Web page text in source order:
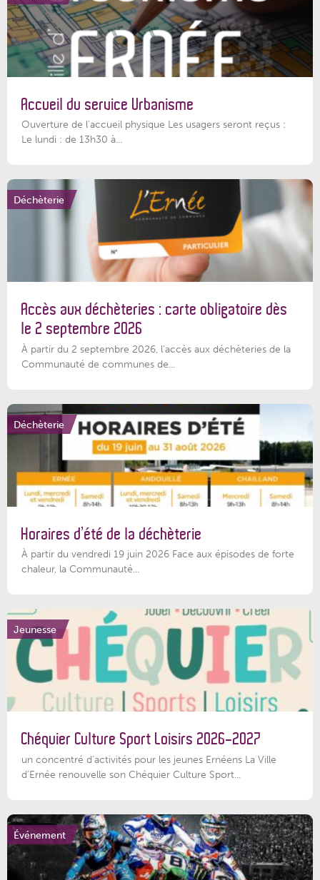
Accueil du service Urbanisme
Ouverture de l'accueil physique Les usagers seront reçus :
Le lundi : de 13h30 à...
Déchèterie
Accès aux déchèteries : carte obligatoire dès
le 2 septembre 2026
À partir du 2 septembre 2026, l’accès aux déchèteries de la
Communauté de communes de...
Déchèterie
Horaires d’été de la déchèterie
À partir du vendredi 19 juin 2026 Face aux épisodes de forte
chaleur, la Communauté...
Jeunesse
Chéquier Culture Sport Loisirs 2026-2027
un concentré d’activités pour les jeunes Ernéens La Ville
d’Ernée renouvelle son Chéquier Culture Sport...
Événement